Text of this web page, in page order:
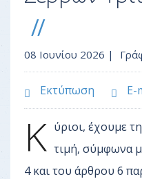
08 Ιουνίου 2026 |
Εκτύπωση
E-
Κ ύριοι, έχουμε
τιμή, σύμφωνα
4 και του άρθρου 6